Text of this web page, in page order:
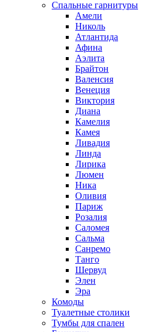
Спальные гарнитуры
Амели
Николь
Атлантида
Афина
Аэлита
Брайтон
Валенсия
Венеция
Виктория
Диана
Камелия
Камея
Ливадия
Линда
Лирика
Люмен
Ника
Оливия
Париж
Розалия
Саломея
Сальма
Санремо
Танго
Шервуд
Элен
Эра
Комоды
Туалетные столики
Тумбы для спален